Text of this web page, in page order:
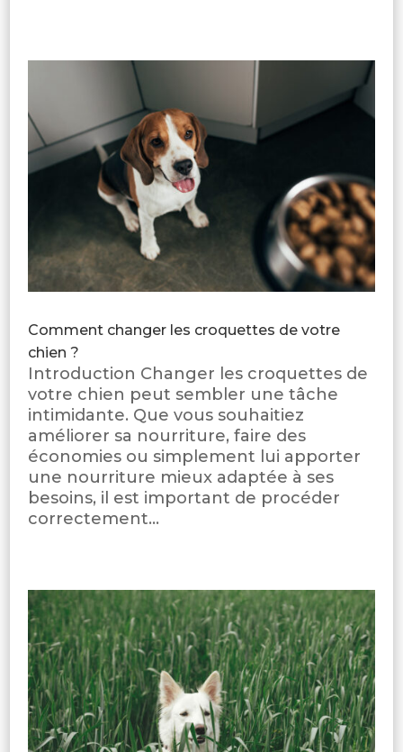
Comment changer les croquettes de votre
chien ?
Introduction Changer les croquettes de
votre chien peut sembler une tâche
intimidante. Que vous souhaitiez
améliorer sa nourriture, faire des
économies ou simplement lui apporter
une nourriture mieux adaptée à ses
besoins, il est important de procéder
correctement...